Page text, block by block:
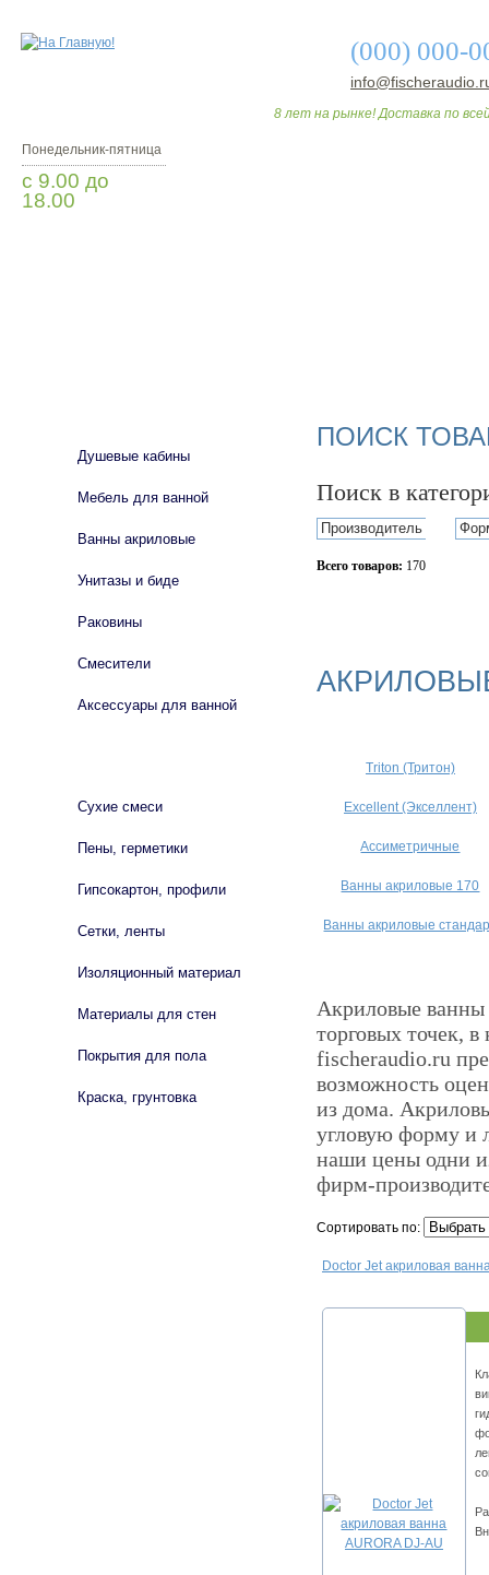
(000) 000-
8 лет на рынке! Доставка по
Понедельник-пятница
с 9.00 до
18.00
ПОИСК
Поиск в
Производитель
Всего товаров: 170
Triton (Тритон)
Excellent (Экселлент)
Ассиметричные
Ванны акриловые 170
Ванны акриловые
Акриловые ванны
торговых точек,
fischeraudio.ru
возможность
из дома.
угловую форму и
наши цены одни
фирм-
Сортировать по:
Doctor Jet акриловая
Душевые кабины
Мебель для ванной
Ванны акриловые
Унитазы и биде
Раковины
Смесители
Аксессуары для ванной
Сухие смеси
Пены, герметики
Гипсокартон, профили
Сетки, ленты
Изоляционный материал
Материалы для стен
Покрытия для пола
Краска, грунтовка